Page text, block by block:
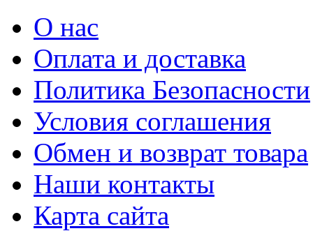
О нас
Оплата и доставка
Политика Безопасности
Условия соглашения
Обмен и возврат товара
Наши контакты
Карта сайта